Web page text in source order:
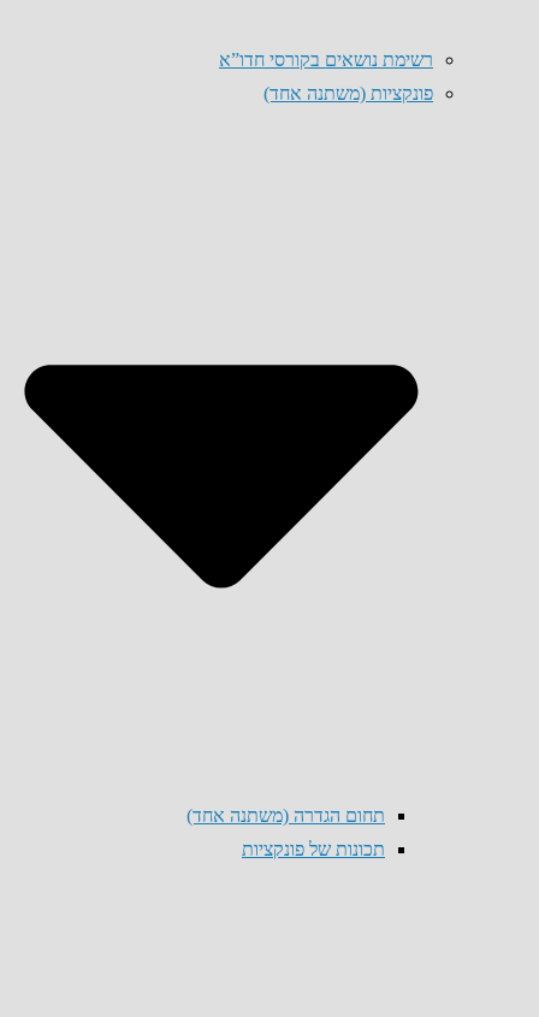
רשימת נושאים בקורסי חדו”א
פונקציות (משתנה אחד)
תחום הגדרה (משתנה אחד)
תכונות של פונקציות